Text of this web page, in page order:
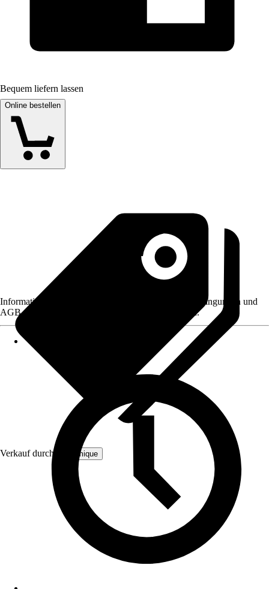
Bequem liefern lassen
Online bestellen
Verkauf durch: Bloomique
Informationen des Verkäufers, wie z. B. Rückgabebedingungen und
AGB, finden Sie bei Klick auf den Verkäufernamen.